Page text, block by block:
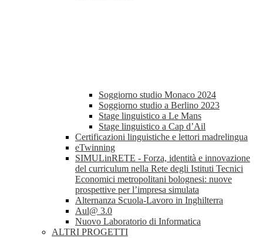
Soggiorno studio Monaco 2024
Soggiorno studio a Berlino 2023
Stage linguistico a Le Mans
Stage linguistico a Cap d’Ail
Certificazioni linguistiche e lettori madrelingua
eTwinning
SIMULinRETE - Forza, identità e innovazione
del curriculum nella Rete degli Istituti Tecnici
Economici metropolitani bolognesi: nuove
prospettive per l’impresa simulata
Alternanza Scuola-Lavoro in Inghilterra
Aul@ 3.0
Nuovo Laboratorio di Informatica
ALTRI PROGETTI